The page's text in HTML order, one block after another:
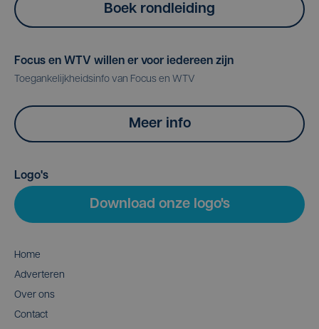
Boek rondleiding
Focus en WTV willen er voor iedereen zijn
Toegankelijkheidsinfo van Focus en WTV
Meer info
Logo's
Download onze logo's
Home
Adverteren
Over ons
Contact